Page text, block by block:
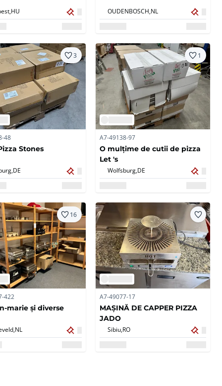
HU OUDENBOSCH, NL
3
48
Stones
DE
1
A7-49138-97
O mulțime de cutii de pizza
Let 's
Wolfsburg, DE
16
422
marie și diverse
NL
A7-49077-17
MAȘINĂ DE CAPPER PIZZA
JADO
Sibiu, RO